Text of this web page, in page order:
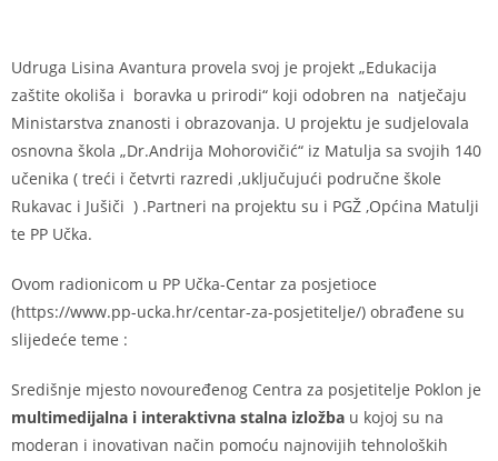
Udruga Lisina Avantura provela svoj je projekt „Edukacija
zaštite okoliša i boravka u prirodi“ koji odobren na natječaju
Ministarstva znanosti i obrazovanja. U projektu je sudjelovala
osnovna škola „Dr.Andrija Mohorovičić“ iz Matulja sa svojih 140
učenika ( treći i četvrti razredi ,uključujući područne škole
Rukavac i Jušiči ) .Partneri na projektu su i PGŽ ,Općina Matulji
te PP Učka.
Ovom radionicom u PP Učka-Centar za posjetioce
(https://www.pp-ucka.hr/centar-za-posjetitelje/) obrađene su
slijedeće teme :
Središnje mjesto novouređenog Centra za posjetitelje Poklon je
multimedijalna i interaktivna stalna izložba u kojoj su na
moderan i inovativan način pomoću najnovijih tehnoloških